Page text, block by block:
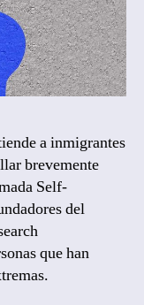
a inmigrantes
brevemente
Self-
del
que han